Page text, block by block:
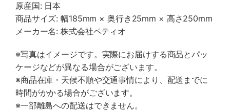
原産国: 日本
商品サイズ: 幅185mm × 奥行き25mm × 高さ250mm
メーカー名: 株式会社ペティオ
※写真はイメージです。実際にお届けする商品とパッ
ケージなどが異なる場合がございます。
※商品在庫・天候不順や交通事情により、配送までに
時間がかかる場合がございます。
※一部離島への配送はできません。